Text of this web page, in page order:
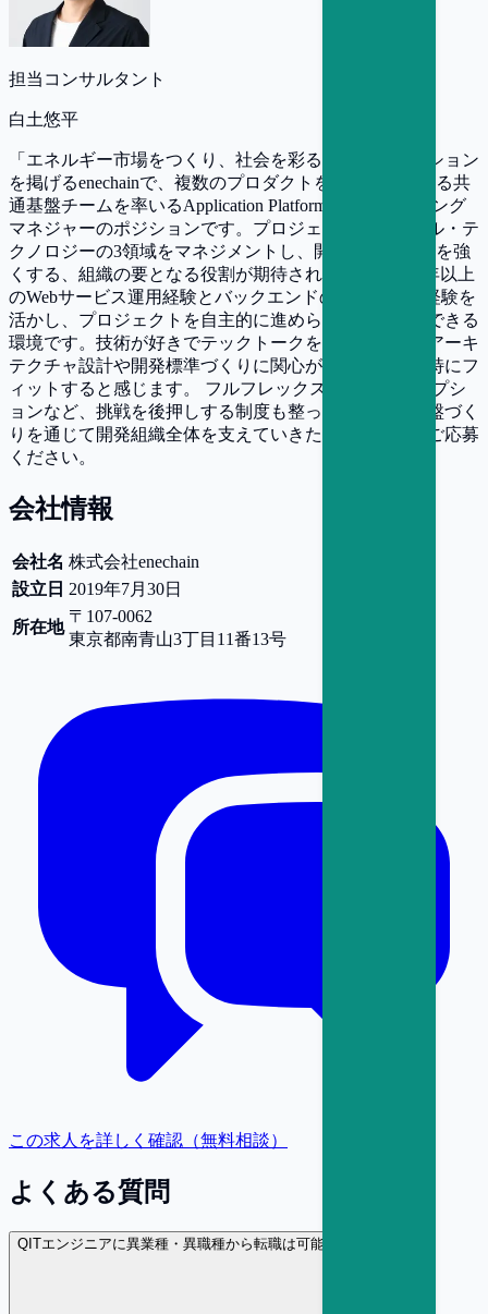
担当コンサルタント
白土悠平
「エネルギー市場をつくり、社会を彩る」というミッション
を掲げるenechainで、複数のプロダクトを横断して支える共
通基盤チームを率いるApplication Platformエンジニアリング
マネジャーのポジションです。プロジェクト・ピープル・テ
クノロジーの3領域をマネジメントし、開発全体の土台を強
くする、組織の要となる役割が期待されています。 5年以上
のWebサービス運用経験とバックエンドの設計・開発経験を
活かし、プロジェクトを自主的に進められる方が活躍できる
環境です。技術が好きでテックトークを楽しめる方、アーキ
テクチャ設計や開発標準づくりに関心がある方には、特にフ
ィットすると感じます。 フルフレックスやストックオプシ
ョンなど、挑戦を後押しする制度も整っています。基盤づく
りを通じて開発組織全体を支えていきたい方は、ぜひご応募
ください。
会社情報
会社名 株式会社enechain
設立日 2019年7月30日
所在地
〒107-0062
東京都南青山3丁目11番13号
この求人を詳しく確認（無料相談）
よくある質問
Q ITエンジニアに異業種・異職種から転職は可能ですか？